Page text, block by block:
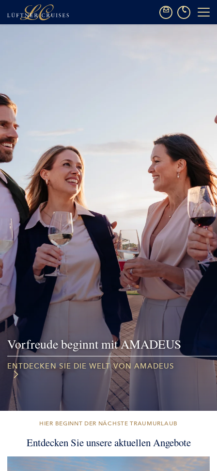
Vorfreude beginnt mit AMADEUS
ENTDECKEN SIE DIE WELT VON AMADEUS
HIER BEGINNT DER NÄCHSTE TRAUMURLAUB
Entdecken Sie unsere aktuellen Angebote